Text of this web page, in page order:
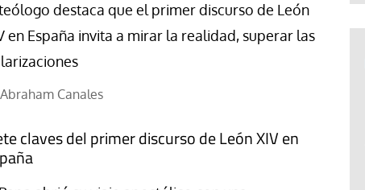
destaca que el primer discurso de León
en España invita a mirar la realidad, superar las
Abraham Canales
claves del primer discurso de León XIV en